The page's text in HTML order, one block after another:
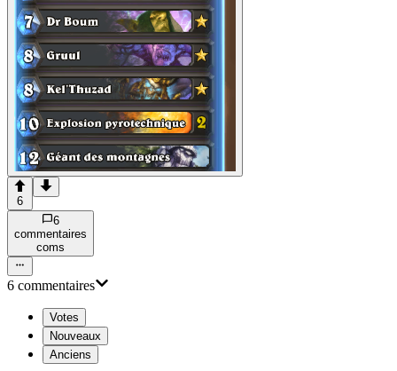
6
6
commentaires
coms
6 commentaires
Votes
Nouveaux
Anciens